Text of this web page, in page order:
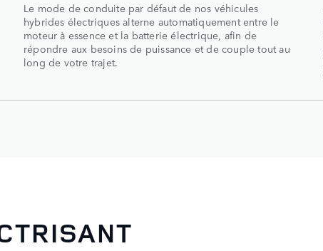
Le mode de conduite par défaut de nos véhicules
hybrides électriques alterne automatiquement entre le
moteur à essence et la batterie électrique, afin de
répondre aux besoins de puissance et de couple tout au
long de votre trajet.